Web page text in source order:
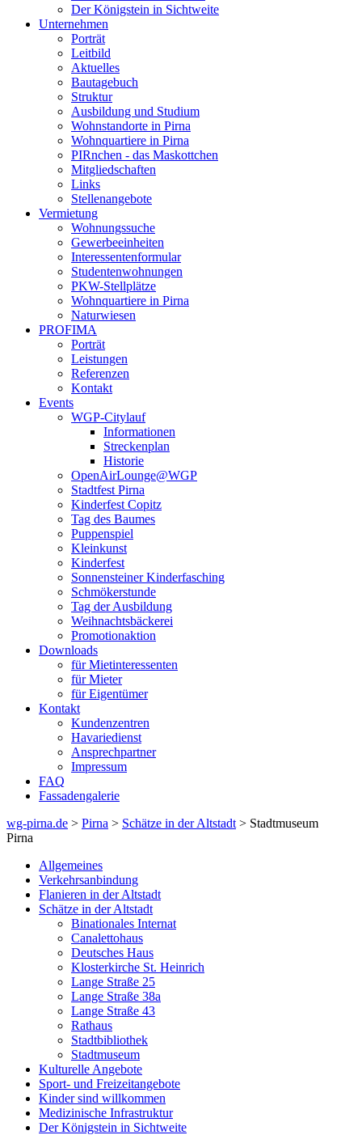
Der Königstein in Sichtweite
Unternehmen
Porträt
Leitbild
Aktuelles
Bautagebuch
Struktur
Ausbildung und Studium
Wohnstandorte in Pirna
Wohnquartiere in Pirna
PIRnchen - das Maskottchen
Mitgliedschaften
Links
Stellenangebote
Vermietung
Wohnungssuche
Gewerbeeinheiten
Interessentenformular
Studentenwohnungen
PKW-Stellplätze
Wohnquartiere in Pirna
Naturwiesen
PROFIMA
Porträt
Leistungen
Referenzen
Kontakt
Events
WGP-Citylauf
Informationen
Streckenplan
Historie
OpenAirLounge@WGP
Stadtfest Pirna
Kinderfest Copitz
Tag des Baumes
Puppenspiel
Kleinkunst
Kinderfest
Sonnensteiner Kinderfasching
Schmökerstunde
Tag der Ausbildung
Weihnachtsbäckerei
Promotionaktion
Downloads
für Mietinteressenten
für Mieter
für Eigentümer
Kontakt
Kundenzentren
Havariedienst
Ansprechpartner
Impressum
FAQ
Fassadengalerie
wg-pirna.de > Pirna > Schätze in der Altstadt > Stadtmuseum
Pirna
Allgemeines
Verkehrsanbindung
Flanieren in der Altstadt
Schätze in der Altstadt
Binationales Internat
Canalettohaus
Deutsches Haus
Klosterkirche St. Heinrich
Lange Straße 25
Lange Straße 38a
Lange Straße 43
Rathaus
Stadtbibliothek
Stadtmuseum
Kulturelle Angebote
Sport- und Freizeitangebote
Kinder sind willkommen
Medizinische Infrastruktur
Der Königstein in Sichtweite